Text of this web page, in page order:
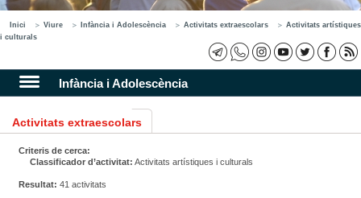
Inici Viure Infància i Adolescència Activitats extraescolars
Activitats artístiques
i culturals
Infància i Adolescència
Activitats extraescolars
Criteris de cerca:
Classificador d’activitat: Activitats artístiques i culturals
Resultat: 41 activitats